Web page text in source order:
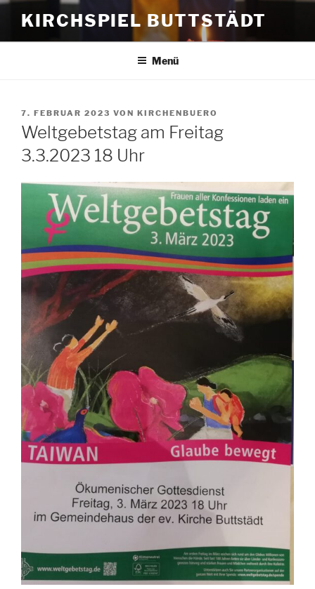
Zum
Inhalt
springen
KIRCHSPIEL BUTTSTÄDT
Menü
VERÖFFENTLICHT
AM
7. FEBRUAR 2023 VON KIRCHENBUERO
Weltgebetstag am Freitag
3.3.2023 18 Uhr